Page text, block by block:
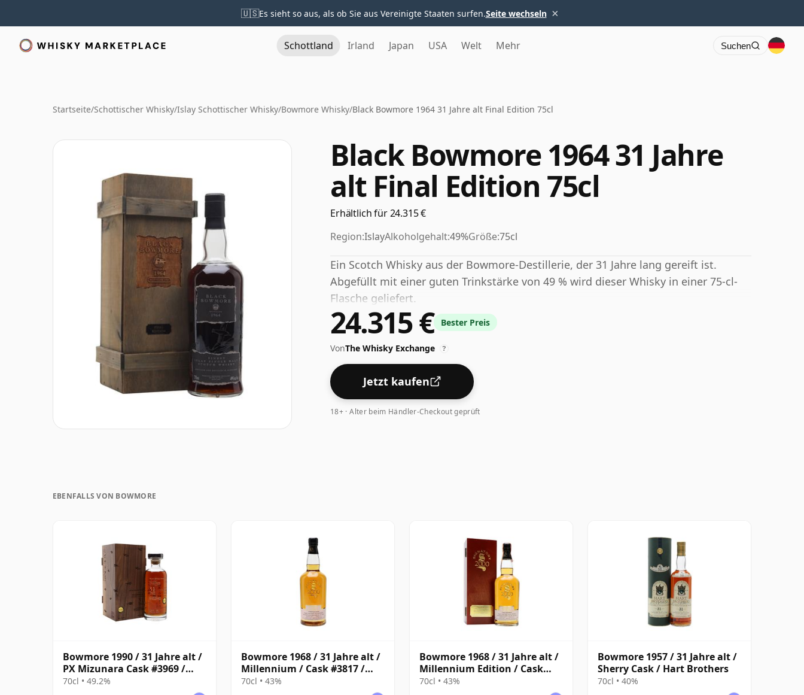
🇺🇸Es sieht so aus, als ob Sie aus Vereinigte Staaten surfen.Seite wechseln ×
Schottland Irland Japan USA Welt Mehr Suchen
Startseite/Schottischer Whisky/Islay Schottischer Whisky/Bowmore Whisky/Black Bowmore 1964 31 Jahre alt Final Edition 75cl
Black Bowmore 1964 31 Jahre
alt Final Edition 75cl
Erhältlich für 24.315 €
Region:IslayAlkoholgehalt:49%Größe:75cl
Ein Scotch Whisky aus der Bowmore-Destillerie, der 31 Jahre lang gereift ist.
Abgefüllt mit einer guten Trinkstärke von 49 % wird dieser Whisky in einer 75-cl-
Flasche geliefert.
24.315 € Bester Preis
VonThe Whisky Exchange ?
Jetzt kaufen
18+ · Alter beim Händler-Checkout geprüft
EBENFALLS VON BOWMORE
Bowmore 1990 / 31 Jahre alt /
PX Mizunara Cask #3969 /
East Asia
70cl • 49.2%
Bowmore 1968 / 31 Jahre alt /
Millennium / Cask #3817 /
Signatory
70cl • 43%
Bowmore 1968 / 31 Jahre alt /
Millennium Edition / Cask
#3817 / Signatory
70cl • 43%
Bowmore 1957 / 31 Jahre alt /
Sherry Cask / Hart Brothers
70cl • 40%